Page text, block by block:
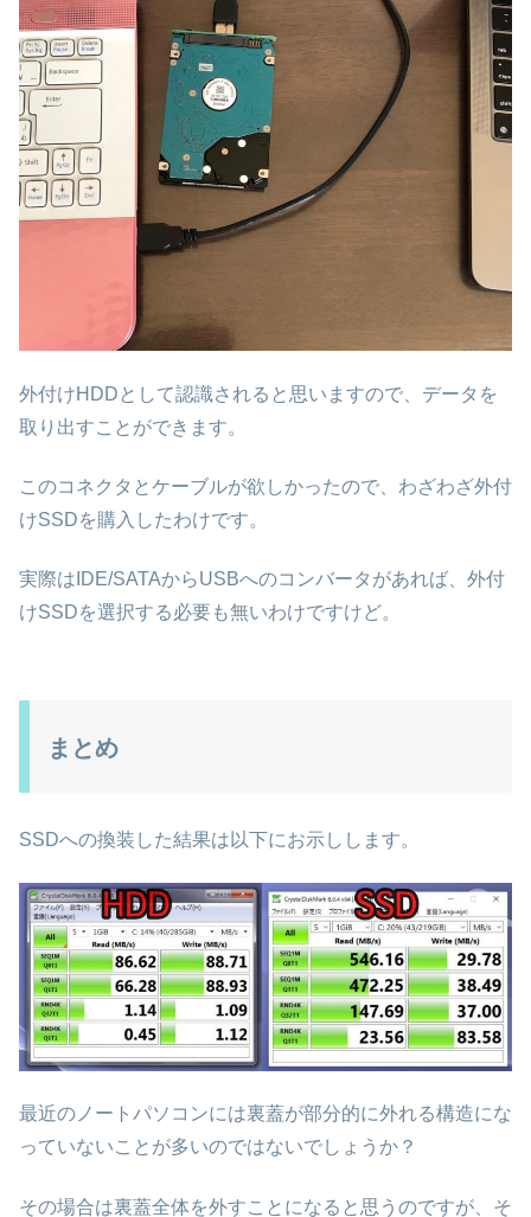
外付けHDDとして認識されると思いますので、データを
取り出すことができます。
このコネクタとケーブルが欲しかったので、わざわざ外付
けSSDを購入したわけです。
実際はIDE/SATAからUSBへのコンバータがあれば、外付
けSSDを選択する必要も無いわけですけど。
まとめ
SSDへの換装した結果は以下にお示しします。
最近のノートパソコンには裏蓋が部分的に外れる構造にな
っていないことが多いのではないでしょうか？
その場合は裏蓋全体を外すことになると思うのですが、そ